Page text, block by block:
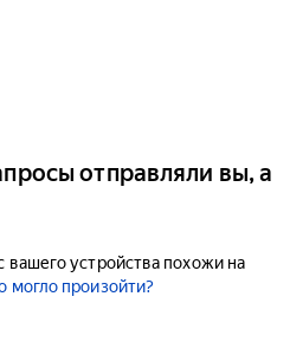
отправляли вы, а
вашего устройства похожи на
могло произойти?